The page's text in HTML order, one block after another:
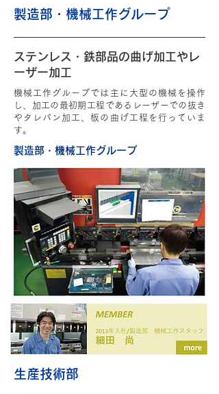
製造部・機械工作グループ
ステンレス・鉄部品の曲げ加工や レ
ーザー加工
機械工作グループでは主に大型の機械を操作
し、加工の最初期工程であるレーザーでの抜き
やタレパン加工、板の曲げ工程を行っていま
す。
製造部・機械工作グループ
生産技術部